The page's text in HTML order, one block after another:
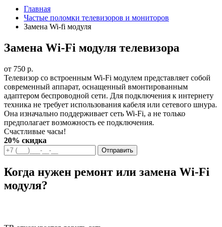
Главная
Частые поломки телевизоров и мониторов
Замена Wi-fi модуля
Замена Wi-Fi модуля телевизора
от 750 р.
Телевизор со встроенным Wi-Fi модулем представляет собой
современный аппарат, оснащенный вмонтированным
адаптером беспроводной сети. Для подключения к интернету
техника не требует использования кабеля или сетевого шнура.
Она изначально поддерживает сеть Wi-Fi, а не только
предполагает возможность ее подключения.
Счастливые часы!
20% скидка
Отправить
Когда нужен ремонт или замена Wi-Fi
модуля?